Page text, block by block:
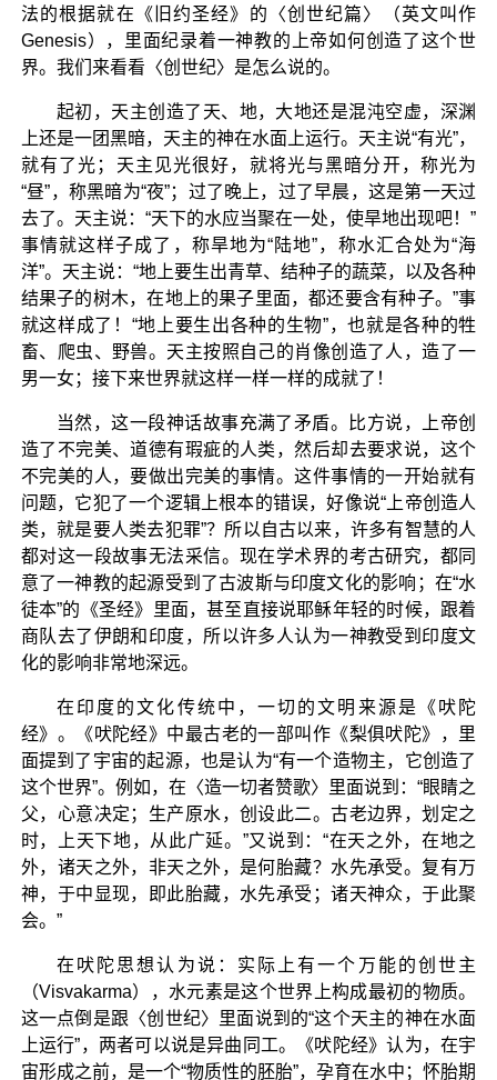
法的根据就在《旧约圣经》的〈创世纪篇〉（英文叫作
Genesis），里面纪录着一神教的上帝如何创造了这个世
界。我们来看看〈创世纪〉是怎么说的。
起初，天主创造了天、地，大地还是混沌空虚，深渊
上还是一团黑暗，天主的神在水面上运行。天主说“有光”，
就有了光；天主见光很好，就将光与黑暗分开，称光为
“昼”，称黑暗为“夜”；过了晚上，过了早晨，这是第一天过
去了。天主说：“天下的水应当聚在一处，使旱地出现吧！”
事情就这样子成了，称旱地为“陆地”，称水汇合处为“海
洋”。天主说：“地上要生出青草、结种子的蔬菜，以及各种
结果子的树木，在地上的果子里面，都还要含有种子。”事
就这样成了！“地上要生出各种的生物”，也就是各种的牲
畜、爬虫、野兽。天主按照自己的肖像创造了人，造了一
男一女；接下来世界就这样一样一样的成就了！
当然，这一段神话故事充满了矛盾。比方说，上帝创
造了不完美、道德有瑕疵的人类，然后却去要求说，这个
不完美的人，要做出完美的事情。这件事情的一开始就有
问题，它犯了一个逻辑上根本的错误，好像说“上帝创造人
类，就是要人类去犯罪”？所以自古以来，许多有智慧的人
都对这一段故事无法采信。现在学术界的考古研究，都同
意了一神教的起源受到了古波斯与印度文化的影响；在“水
徒本”的《圣经》里面，甚至直接说耶稣年轻的时候，跟着
商队去了伊朗和印度，所以许多人认为一神教受到印度文
化的影响非常地深远。
在印度的文化传统中，一切的文明来源是《吠陀
经》。《吠陀经》中最古老的一部叫作《梨俱吠陀》，里
面提到了宇宙的起源，也是认为“有一个造物主，它创造了
这个世界”。例如，在〈造一切者赞歌〉里面说到：“眼睛之
父，心意决定；生产原水，创设此二。古老边界，划定之
时，上天下地，从此广延。”又说到：“在天之外，在地之
外，诸天之外，非天之外，是何胎藏？水先承受。复有万
神，于中显现，即此胎藏，水先承受；诸天神众，于此聚
会。”
在吠陀思想认为说：实际上有一个万能的创世主
（Visvakarma），水元素是这个世界上构成最初的物质。
这一点倒是跟〈创世纪〉里面说到的“这个天主的神在水面
上运行”，两者可以说是异曲同工。《吠陀经》认为，在宇
宙形成之前，是一个“物质性的胚胎”，孕育在水中；怀胎期